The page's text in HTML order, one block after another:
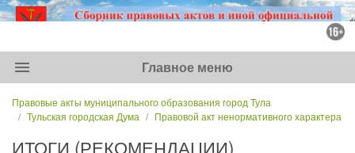
menu Главное меню
Правовые акты муниципального образования город Тула
Тульская городская Дума
Правовой акт ненормативного характера
ИТОГИ (РЕКОМЕНДАЦИИ)